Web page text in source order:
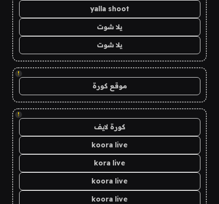
yalla shoot
يلا شوت
يلا شوت
!
موقع كورة
!
كورة لايف
koora live
kora live
koora live
koora live